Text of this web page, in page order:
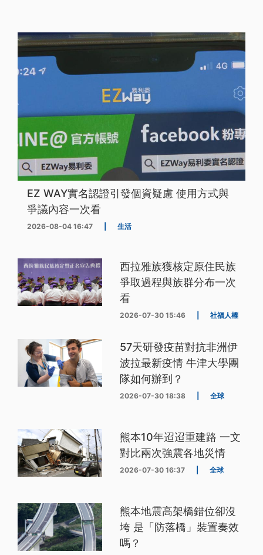
EZ WAY實名認證引發個資疑慮 使用方式與
爭議內容一次看
2026-08-04 16:47 生活
西拉雅族獲核定原住民族
爭取過程與族群分布一次
看
2026-07-30 15:46 社福人權
57天研發疫苗對抗非洲伊
波拉最新疫情 牛津大學團
隊如何辦到？
2026-07-30 18:38 全球
熊本10年迢迢重建路 一文
對比兩次強震各地災情
2026-07-30 16:37 全球
熊本地震高架橋錯位卻沒
垮 是「防落橋」裝置奏效
嗎？